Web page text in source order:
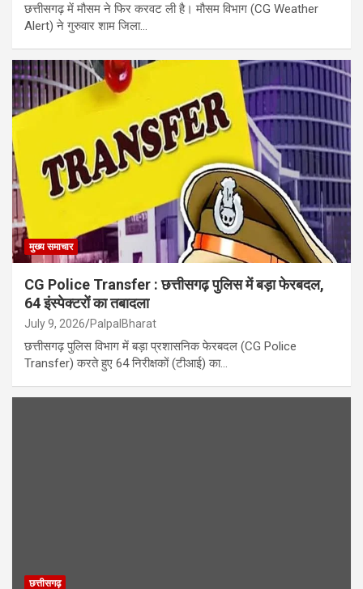
छत्तीसगढ़ में मौसम ने फिर करवट ली है। मौसम विभाग (CG Weather
Alert) ने गुरुवार शाम जिला…
मुख्य समाचार
CG Police Transfer : छत्तीसगढ़ पुलिस में बड़ा फेरबदल,
64 इंस्पेक्टरों का तबादला
July 9, 2026 PalpalBharat
छत्तीसगढ़ पुलिस विभाग में बड़ा प्रशासनिक फेरबदल (CG Police
Transfer) करते हुए 64 निरीक्षकों (टीआई) का…
छत्तीसगढ़